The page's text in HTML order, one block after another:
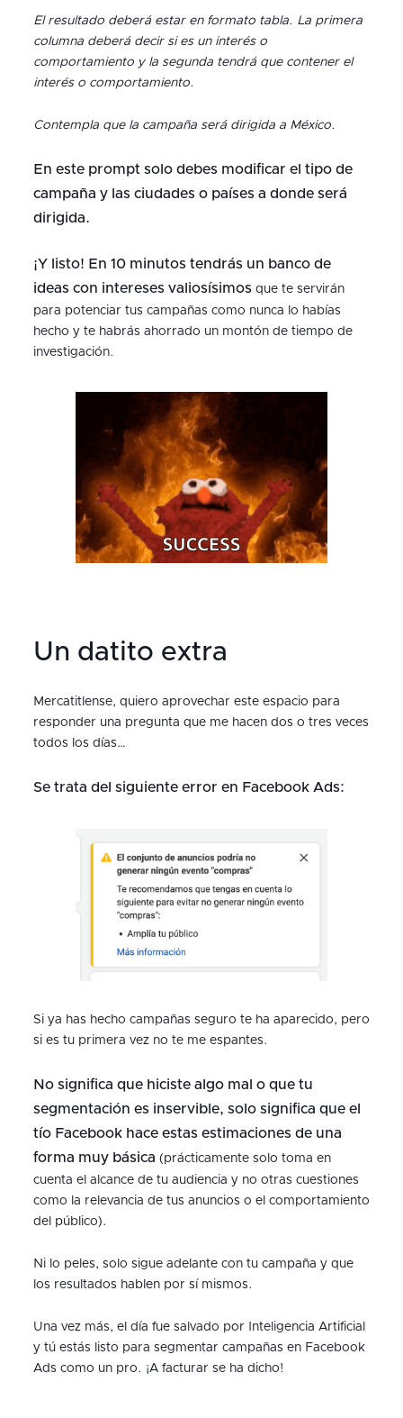
El resultado deberá estar en formato tabla. La primera
columna deberá decir si es un interés o
comportamiento y la segunda tendrá que contener el
interés o comportamiento.
Contempla que la campaña será dirigida a México.
En este prompt solo debes modificar el tipo de
campaña y las ciudades o países a donde será
dirigida.
¡Y listo! En 10 minutos tendrás un banco de
ideas con intereses valiosísimos que te servirán
para potenciar tus campañas como nunca lo habías
hecho y te habrás ahorrado un montón de tiempo de
investigación.
Un datito extra
Mercatitlense, quiero aprovechar este espacio para
responder una pregunta que me hacen dos o tres veces
todos los días…
Se trata del siguiente error en Facebook Ads:
Si ya has hecho campañas seguro te ha aparecido, pero
si es tu primera vez no te me espantes.
No significa que hiciste algo mal o que tu
segmentación es inservible, solo significa que el
tío Facebook hace estas estimaciones de una
forma muy básica (prácticamente solo toma en
cuenta el alcance de tu audiencia y no otras cuestiones
como la relevancia de tus anuncios o el comportamiento
del público).
Ni lo peles, solo sigue adelante con tu campaña y que
los resultados hablen por sí mismos.
Una vez más, el día fue salvado por Inteligencia Artificial
y tú estás listo para segmentar campañas en Facebook
Ads como un pro. ¡A facturar se ha dicho!